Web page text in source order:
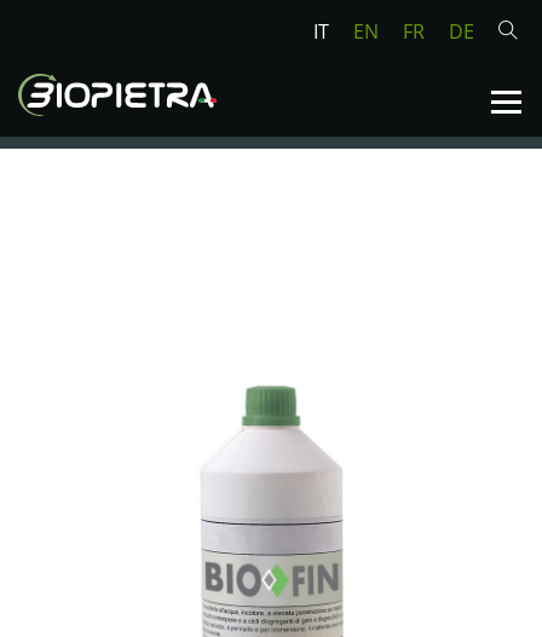
IT EN FR DE